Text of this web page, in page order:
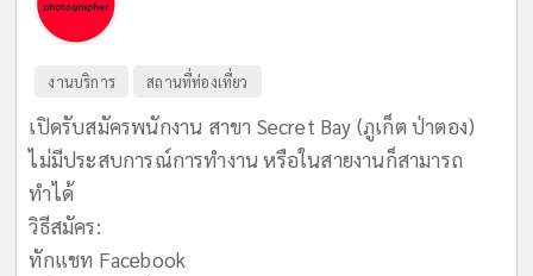
งานบริการ สถานที่ท่องเที่ยว
เปิดรับสมัครพนักงาน สาขา Secret Bay (ภูเก็ต ป่าตอง)
ไม่มีประสบการณ์การทำงาน หรือในสายงานก็สามารถ
ทำได้
วิธีสมัคร:
ทักแชท Facebook